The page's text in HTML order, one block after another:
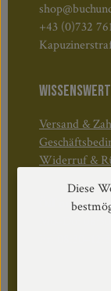
+43 (0)732
Versand &
Widerruf &
Mo–Do:
Diese